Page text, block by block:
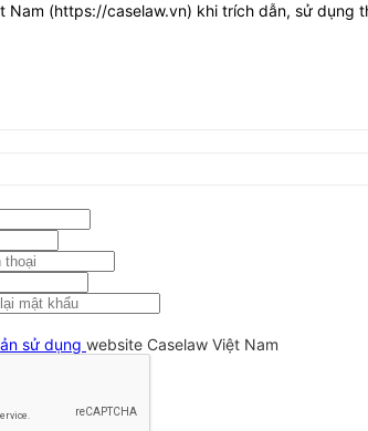
Nam (https://caselaw.vn) khi trích dẫn, sử dụng
sử dụng website Caselaw Việt Nam